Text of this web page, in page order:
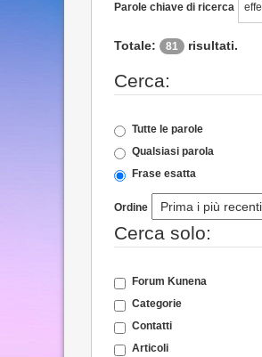
Parole chiave di ricerca
Totale: 81 risultati.
Cerca:
Tutte le parole
Qualsiasi parola
Frase esatta
Ordine
Cerca solo:
Forum Kunena
Categorie
Contatti
Articoli